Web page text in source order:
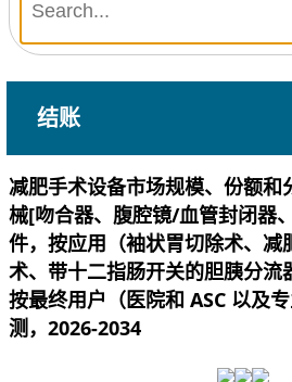
结账
减肥手术设备市场规模、份额和
械[吻合器、腹腔镜/血管封闭器
件，按应用（袖状胃切除术、减
术、带十二指肠开关的胆胰分流
按最终用户（医院和 ASC 以及
测，2026-2034